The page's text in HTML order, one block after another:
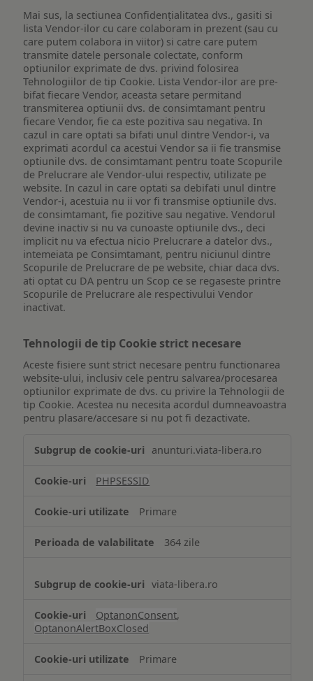
Mai sus, la sectiunea Confidențialitatea dvs., gasiti si
lista Vendor-ilor cu care colaboram in prezent (sau cu
care putem colabora in viitor) si catre care putem
transmite datele personale colectate, conform
optiunilor exprimate de dvs. privind folosirea
Tehnologiilor de tip Cookie. Lista Vendor-ilor are pre-
bifat fiecare Vendor, aceasta setare permitand
transmiterea optiunii dvs. de consimtamant pentru
fiecare Vendor, fie ca este pozitiva sau negativa. In
cazul in care optati sa bifati unul dintre Vendor-i, va
exprimati acordul ca acestui Vendor sa ii fie transmise
optiunile dvs. de consimtamant pentru toate Scopurile
de Prelucrare ale Vendor-ului respectiv, utilizate pe
website. In cazul in care optati sa debifati unul dintre
Vendor-i, acestuia nu ii vor fi transmise optiunile dvs.
de consimtamant, fie pozitive sau negative. Vendorul
devine inactiv si nu va cunoaste optiunile dvs., deci
implicit nu va efectua nicio Prelucrare a datelor dvs.,
intemeiata pe Consimtamant, pentru niciunul dintre
Scopurile de Prelucrare de pe website, chiar daca dvs.
ati optat cu DA pentru un Scop ce se regaseste printre
Scopurile de Prelucrare ale respectivului Vendor
inactivat.
Tehnologii de tip Cookie strict necesare
Aceste fisiere sunt strict necesare pentru functionarea
website-ului, inclusiv cele pentru salvarea/procesarea
optiunilor exprimate de dvs. cu privire la Tehnologii de
tip Cookie. Acestea nu necesita acordul dumneavoastra
pentru plasare/accesare si nu pot fi dezactivate.
Tehnologii
de
Cookie
necesare
anunturi.viata-libera.ro
PHPSESSID
Primare
364 zile
viata-libera.ro
OptanonConsent,
OptanonAlertBoxClosed
Primare